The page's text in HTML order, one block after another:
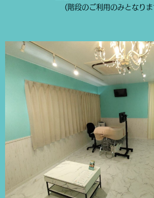
(階段のご利用のみとなり